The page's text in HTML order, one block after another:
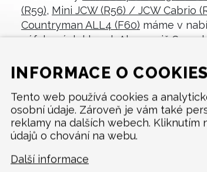
(R59), Mini JCW (R56) / JCW Cabrio
Countryman ALL4 (F60) máme v
výfukových klapek Akrapovič
INFORMACE O COOKIES
Tento web používá cookies a
osobní údaje. Zároveň je vám také
reklamy na dalších webech. Kliknutím
údajů o chování na webu.
Další informace